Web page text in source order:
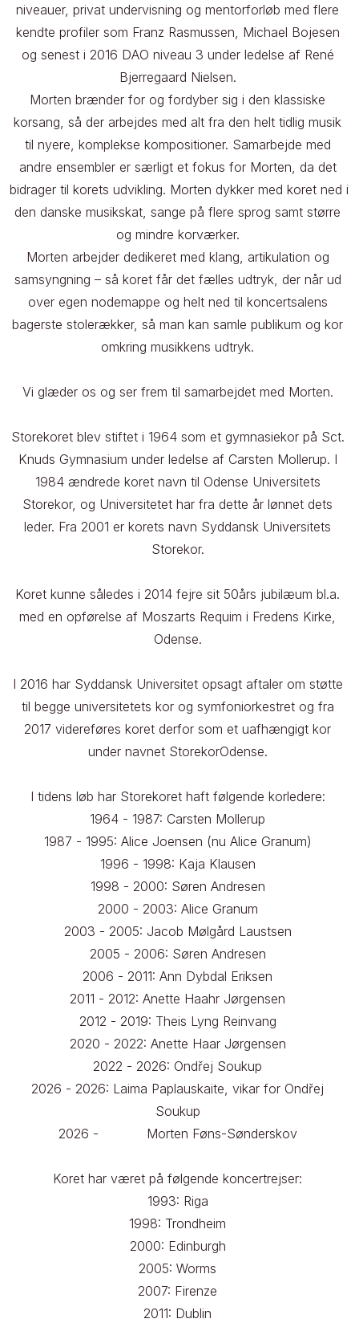
niveauer, privat undervisning og mentorforløb med flere
kendte profiler som Franz Rasmussen, Michael Bojesen
og senest i 2016 DAO niveau 3 under ledelse af René
Bjerregaard Nielsen.
Morten brænder for og fordyber sig i den klassiske
korsang, så der arbejdes med alt fra den helt tidlig musik
til nyere, komplekse kompositioner. Samarbejde med
andre ensembler er særligt et fokus for Morten, da det
bidrager til korets udvikling. Morten dykker med koret ned i
den danske musikskat, sange på flere sprog samt større
og mindre korværker.
Morten arbejder dedikeret med klang, artikulation og
samsyngning – så koret får det fælles udtryk, der når ud
over egen nodemappe og helt ned til koncertsalens
bagerste stolerækker, så man kan samle publikum og kor
omkring musikkens udtryk.
Vi glæder os og ser frem til samarbejdet med Morten.
Storekoret blev stiftet i 1964 som et gymnasiekor på Sct.
Knuds Gymnasium under ledelse af Carsten Mollerup. I
1984 ændrede koret navn til Odense Universitets
Storekor, og Universitetet har fra dette år lønnet dets
leder. Fra 2001 er korets navn Syddansk Universitets
Storekor.
Koret kunne således i 2014 fejre sit 50års jubilæum bl.a.
med en opførelse af Moszarts Requim i Fredens Kirke,
Odense.
I 2016 har Syddansk Universitet opsagt aftaler om støtte
til begge universitetets kor og symfoniorkestret og fra
2017 videreføres koret derfor som et uafhængigt kor
under navnet StorekorOdense.
I tidens løb har Storekoret haft følgende korledere:
1964 - 1987: Carsten Mollerup
1987 - 1995: Alice Joensen (nu Alice Granum)
1996 - 1998: Kaja Klausen
1998 - 2000: Søren Andresen
2000 - 2003: Alice Granum
2003 - 2005: Jacob Mølgård Laustsen
2005 - 2006: Søren Andresen
2006 - 2011: Ann Dybdal Eriksen
2011 - 2012: Anette Haahr Jørgensen
2012 - 2019: Theis Lyng Reinvang
2020 - 2022: Anette Haar Jørgensen
2022 - 2026: Ondřej Soukup
2026 - 2026: Laima Paplauskaite, vikar for Ondřej
Soukup
2026 -            Morten Føns-Sønderskov
Koret har været på følgende koncertrejser:
1993: Riga
1998: Trondheim
2000: Edinburgh
2005: Worms
2007: Firenze
2011: Dublin